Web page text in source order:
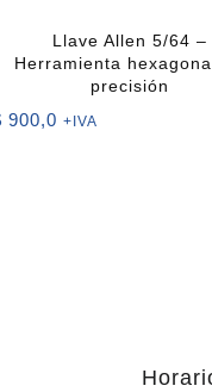
Llave Allen 5/64 –
Herramienta
precisión
900,0 +IVA